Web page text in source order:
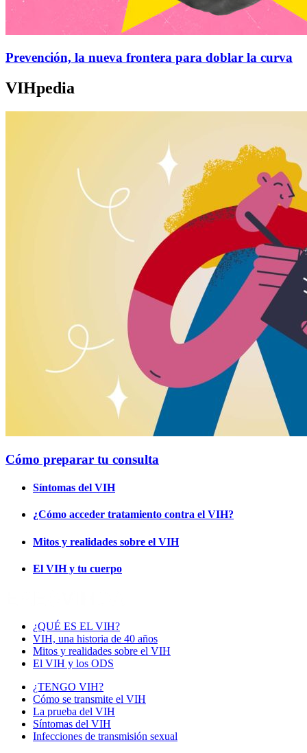
Prevención, la nueva frontera para doblar la curva
VIHpedia
Cómo preparar tu consulta
Síntomas del VIH
¿Cómo acceder tratamiento contra el VIH?
Mitos y realidades sobre el VIH
El VIH y tu cuerpo
¿QUÉ ES EL VIH?
VIH, una historia de 40 años
Mitos y realidades sobre el VIH
El VIH y los ODS
¿TENGO VIH?
Cómo se transmite el VIH
La prueba del VIH
Síntomas del VIH
Infecciones de transmisión sexual